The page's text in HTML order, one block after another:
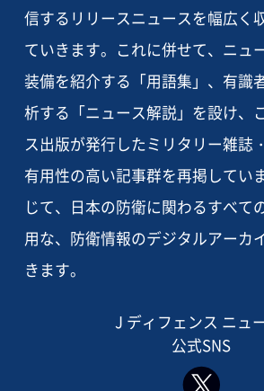
信するリリースニュースを幅広く
ていきます。これに併せて、ニュ
装備を紹介する「用語集」、有識
析する「ニュース解説」を設け、
ス出版が発行したミリタリー雑誌
有用性の高い記事群を再掲してい
じて、日本の防衛に関わるすべて
用な、防衛情報のデジタルアーカ
きます。
J ディフェンス ニュ
公式SNS